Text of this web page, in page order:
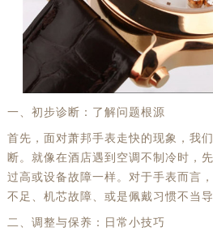
一、初步诊断：了解问题根源
首先，面对萧邦手表走快的现象，我
断。就像在酒店遇到空调不制冷时，
过高或设备故障一样。对于手表而言
不足、机芯故障、或是佩戴习惯不当
二、调整与保养：日常小技巧